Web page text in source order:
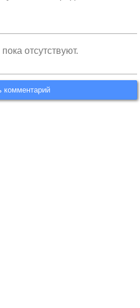
отсутствуют.
комментарий